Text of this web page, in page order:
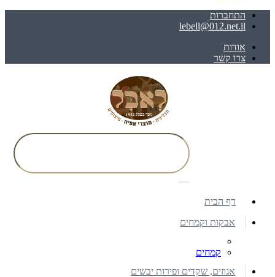
התחברות
lebell@012.net.il
אודות
צרו קשר
דף הבית
אבקות וקמחים
קמחים
אגוזים, שקדים ופירות יבשים